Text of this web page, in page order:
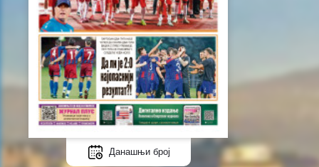
Данашњи број